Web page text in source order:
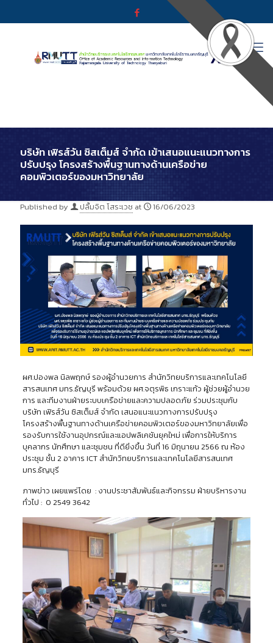
บริษัท เฟิรส์วัน ซิสเต็มส์ จำกัด เข้าเสนอแนะแนวทางการ
ปรับปรุง โครงสร้างพื้นฐานทางด้านเครือข่าย
คอมพิวเตอร์ของมหาวิทยาลัย
Published by ปลื้มจิต โสระเวช at 16/06/2023
ผศ.ปองพล นิลพฤกษ์ รองผู้อำนวยการ สำนักวิทยบริการและเทคโนโลยี
สารสนเทศ มทร.ธัญบุรี พร้อมด้วย ผศ.จตุรพิธ เกราะแก้ว ผู้ช่วยผู้อำนวย
การ และทีมงานฝ่ายระบบเครือข่ายและความปลอดภัย ร่วมประชุมกับ
บริษัท เฟิรส์วัน ซิสเต็มส์ จำกัด เสนอแนะแนวทางการปรับปรุง
โครงสร้างพื้นฐานทางด้านเครือข่ายคอมพิวเตอร์ของมหาวิทยาลัยเพื่อ
รองรับการใช้งานอุปกรณ์และแอปพลิเคชันยุคใหม่ เพื่อการให้บริการ
บุคลากร นักศึกษา และชุมชน ที่ดียิ่งขึ้น วันที่ 16 มิถุนายน 2566 ณ ห้อง
ประชุม ชั้น 2 อาคาร ICT สำนักวิทยบริการและเทคโนโลยีสารสนเทศ
มทร.ธัญบุรี
ภาพข่าว เผยแพร่โดย : งานประชาสัมพันธ์และกิจกรรม ฝ่ายบริหารงาน
ทั่วไป : 0 2549 3642